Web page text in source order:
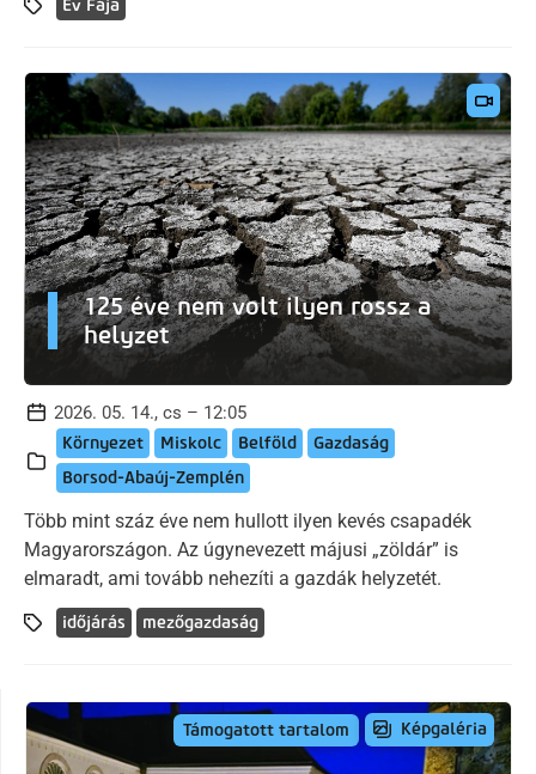
Év Fája
125 éve nem volt ilyen rossz a
helyzet
2026. 05. 14., cs – 12:05
Környezet Miskolc Belföld
Gazdaság
Borsod-Abaúj-Zemplén
Több mint száz éve nem hullott ilyen kevés csapadék
Magyarországon. Az úgynevezett májusi „zöldár” is
elmaradt, ami tovább nehezíti a gazdák helyzetét.
időjárás mezőgazdaság
Támogatott tartalom Képgaléria